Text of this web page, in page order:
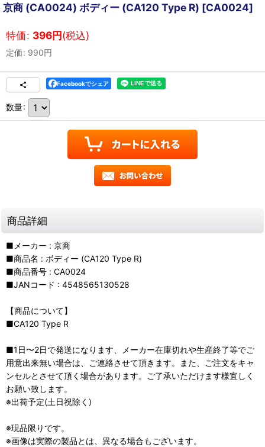
京商 (CA0024) ボディー (CA120 Type R) [CA0024]
特価: 396円(税込)
定価: 990円
Facebookでシェア
数量:
商品詳細
■メーカー : 京商
■商品名 : ボディー (CA120 Type R)
■商品番号 : CA0024
■JANコード : 4548565130528
【商品について】
■CA120 Type R
■1日〜2日で発送になります、メーカー在庫切れや生産終了等でご
用意出来無い場合は、ご連絡させて頂きます。また、ご注文をキャ
ンセルとさせて頂く場合があります。ご了承いただけます様宜しく
お願い致します。
※出荷予定(土日祝除く)
※現品限りです。
※画像は実際の製品とは、異なる場合もございます。